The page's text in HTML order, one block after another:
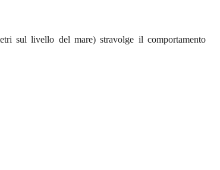
sul livello del mare) stravolge il comportamento